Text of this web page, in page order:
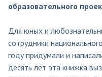
образовательного
Для юных и
сотрудники
году придумали и
десять лет эта книжка